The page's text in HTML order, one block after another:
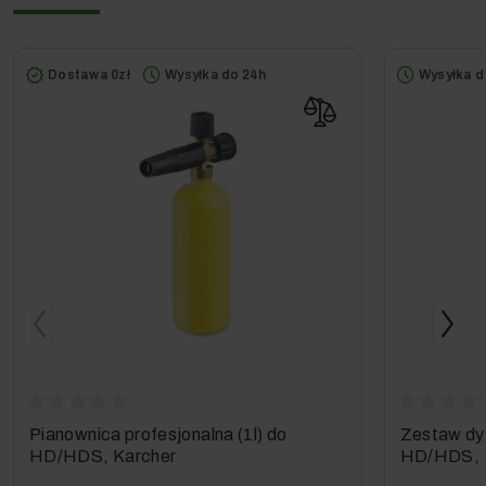
EASY!Force
wciśniętego
spustu
opatentowanej
konstrukcji
Dostawa 0zł Wysyłka do 24h
Pianownica profesjonalna (1l) do
HD/HDS, Karcher
Wysyłka
Zestaw
HD/HDS,